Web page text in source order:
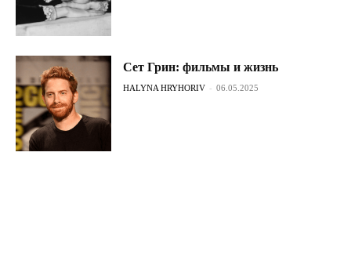
Сет Грин: фильмы и жизнь
HALYNA HRYHORIV - 06.05.2025